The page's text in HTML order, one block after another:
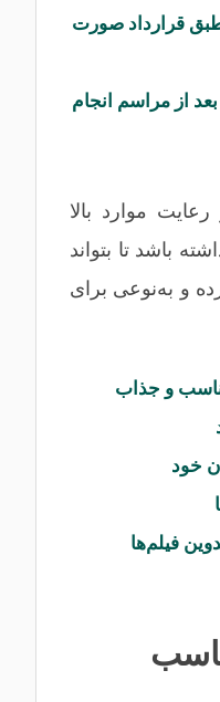
قرارداد صورت
از مراسم انجام
موارد بالا
باشد تا بتواند
و به‌نوعی برای
و جذاب
خود
فیلم‌ها